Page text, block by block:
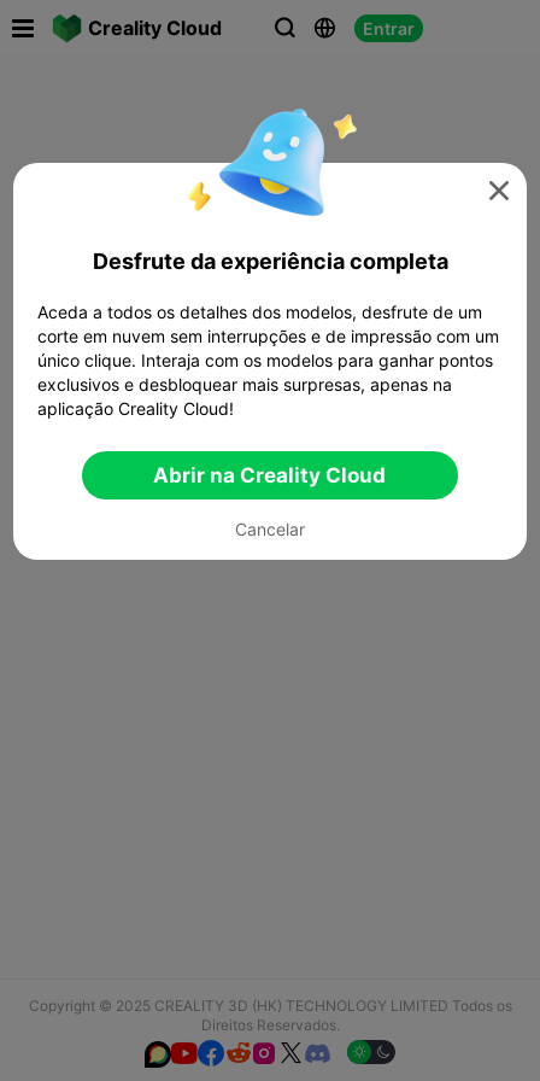
Creality Cloud   Entrar
Copyright © 2025 CREALITY 3D (HK) TECHNOLOGY LIMITED Todos os
Direitos Reservados.
  

Desfrute da experiência completa
Aceda a todos os detalhes dos modelos, desfrute de um
corte em nuvem sem interrupções e de impressão com um
único clique. Interaja com os modelos para ganhar pontos
exclusivos e desbloquear mais surpresas, apenas na
aplicação Creality Cloud!
Abrir na Creality Cloud
Cancelar